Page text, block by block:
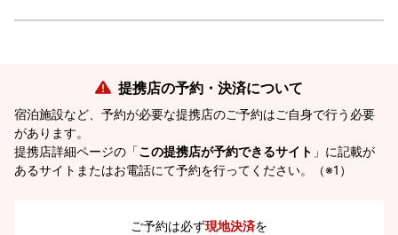
提携店の予約・決済について
宿泊施設など、予約が必要な提携店のご予約はご自身で行う必要
があります。
提携店詳細ページの「この提携店が予約できるサイト 」に記載が
あるサイトまたはお電話にて予約を行ってください。（※1）
ご予約は必ず現地決済を